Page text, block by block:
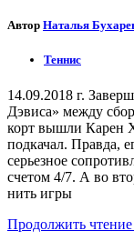
Автор Наталья
Теннис
14.09.2018 г.
Дэвиса» между
корт вышли Карен
подкачал. Правда,
серьезное
счетом 4/7. А во
нить игры
Продолжить чтение